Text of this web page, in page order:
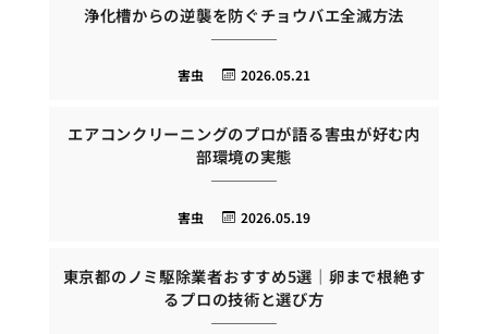
浄化槽からの逆襲を防ぐチョウバエ全滅方法
2026.05.21
害虫
エアコンクリーニングのプロが語る害虫が好む内
部環境の実態
2026.05.19
害虫
東京都のノミ駆除業者おすすめ5選｜卵まで根絶す
るプロの技術と選び方